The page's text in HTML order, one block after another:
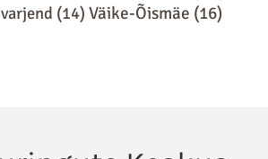
varjend (14) Väike-Õismäe (16)